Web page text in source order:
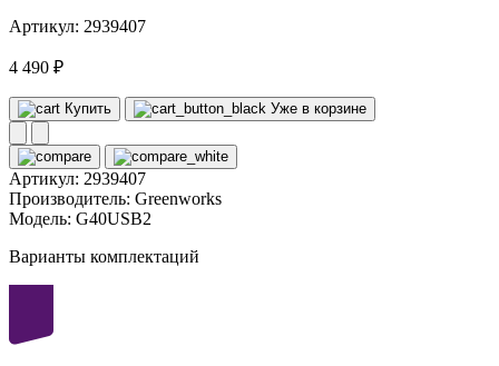
Артикул: 2939407
4 490 ₽
Купить Уже в корзине
Артикул: 2939407
Производитель: Greenworks
Модель: G40USB2
Варианты комплектаций